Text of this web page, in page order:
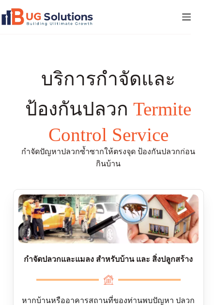
บริการกำจัดและ
ป้องกันปลวกTermite
Control Service
กำจัดปัญหาปลวกซ้ำซากให้ตรงจุด ป้องกันปลวกก่อน
กินบ้าน
กำจัดปลวกและแมลง สำหรับบ้าน และ สิ่งปลูกสร้าง
หากบ้านหรืออาคารสถานที่ของท่านพบปัญหา ปลวก